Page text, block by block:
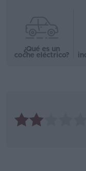
¿Qué es un
coche eléctrico?